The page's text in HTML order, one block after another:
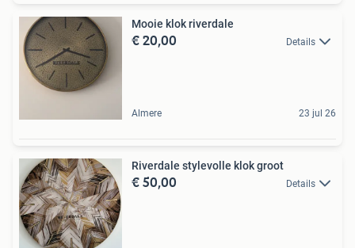
Mooie klok riverdale
€ 20,00 Details
Almere 23 jul 26
Riverdale stylevolle klok groot
€ 50,00 Details